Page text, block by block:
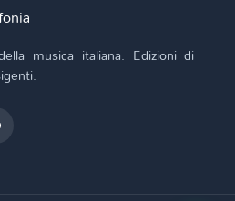
musica italiana. Edizioni di